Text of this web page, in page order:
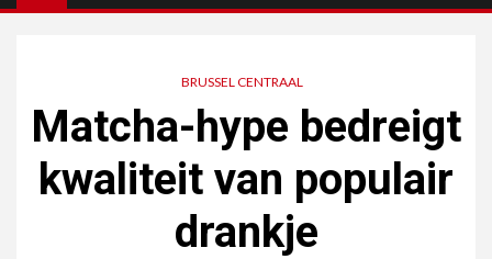
BRUSSEL CENTRAAL
Matcha-hype bedreigt
kwaliteit van populair
drankje